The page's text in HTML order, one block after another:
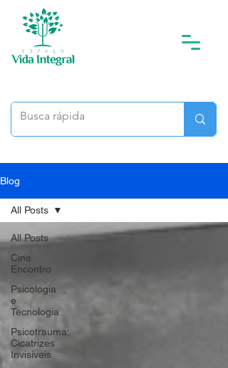
Blog
All Posts
Cine
Encontro
Psicologia
e
Tecnologia
Psicotrauma:
Cicatrizes
Invisíveis
All Posts